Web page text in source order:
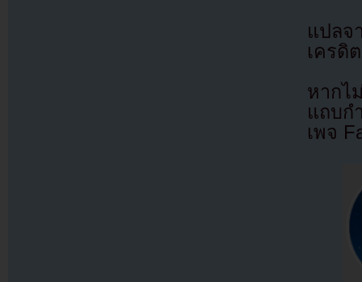
แปล
เครดิ
หากไ
แถบก
เพจ